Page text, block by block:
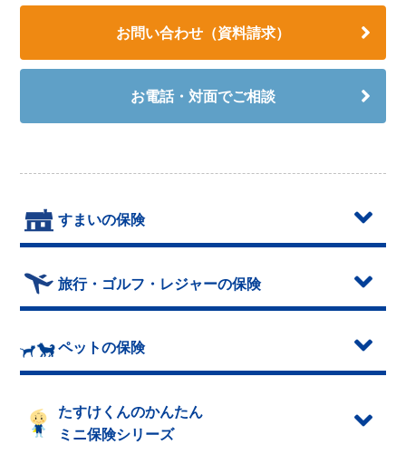
お問い合わせ（資料請求）
お電話・対面でご相談
すまいの保険
旅行・ゴルフ・レジャーの保険
ペットの保険
たすけくんのかんたん
ミニ保険シリーズ